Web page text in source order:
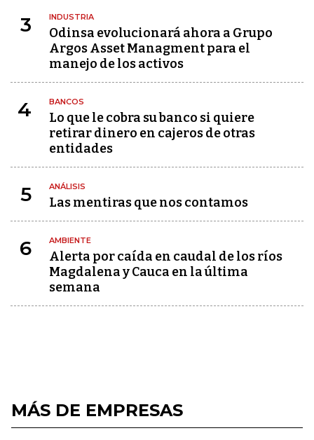
3 INDUSTRIA
Odinsa evolucionará ahora a Grupo
Argos Asset Managment para el
manejo de los activos
4 BANCOS
Lo que le cobra su banco si quiere
retirar dinero en cajeros de otras
entidades
5 ANÁLISIS
Las mentiras que nos contamos
6 AMBIENTE
Alerta por caída en caudal de los ríos
Magdalena y Cauca en la última
semana
MÁS DE EMPRESAS